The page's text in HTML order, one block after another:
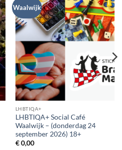
Waalwijk
LHBTIQA+
LHBTIQA+ Social Café
Waalwijk – (donderdag 24
september 2026) 18+
€0,00